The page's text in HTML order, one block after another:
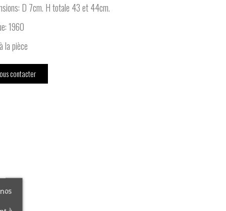
D 7cm. H totale 43 et 44cm.
1960
la pièce
contacter